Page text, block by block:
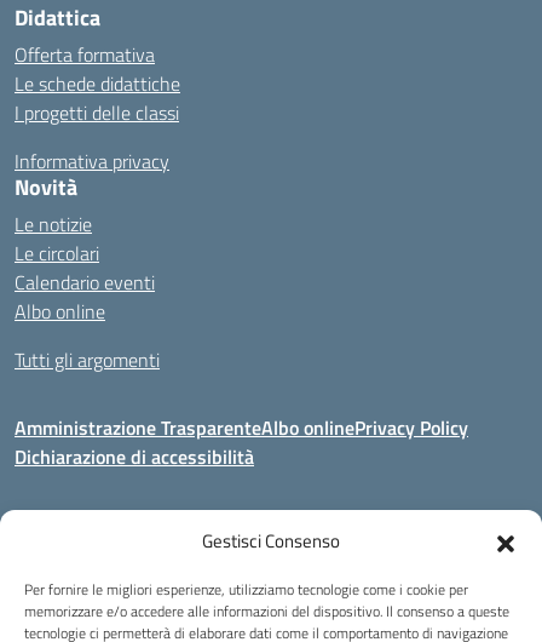
Gestisci Consenso
Per fornire le migliori esperienze, utilizziamo tecnologie come i cookie per
memorizzare e/o accedere alle informazioni del dispositivo. Il consenso a queste
tecnologie ci permetterà di elaborare dati come il comportamento di navigazione
Didattica
Offerta formativa
Le schede didattiche
I progetti delle classi
Informativa privacy
Novità
Le notizie
Le circolari
Calendario eventi
Albo online
Tutti gli argomenti
Amministrazione TrasparenteAlbo onlinePrivacy Policy
Dichiarazione di accessibilità
Via Corridoni 34/36 Milano
Posta elettronica certificata (PEC):miic8de001@pec.istruzione.it